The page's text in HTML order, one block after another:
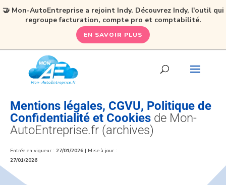
Mentions légales, CGVU, Politique de
Confidentialité et Cookies de Mon-
AutoEntreprise.fr (archives)
Entrée en vigueur : 27/01/2026 | Mise à jour :
27/01/2026
🤝 Mon-AutoEntreprise a rejoint Indy. Découvrez Indy, l'outil qui
regroupe facturation, compte pro et comptabilité.
EN SAVOIR PLUS